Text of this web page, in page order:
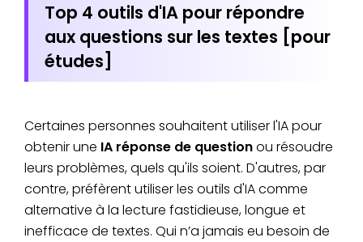
Top 4 outils d'IA pour répondre
aux questions sur les textes [pour
études]
Certaines personnes souhaitent utiliser l'IA pour
obtenir une IA réponse de questionou résoudre
leurs problèmes, quels qu'ils soient. D'autres, par
contre, préfèrent utiliser les outils d'IA comme
alternative à la lecture fastidieuse, longue et
inefficace de textes. Qui n’a jamais eu besoin de